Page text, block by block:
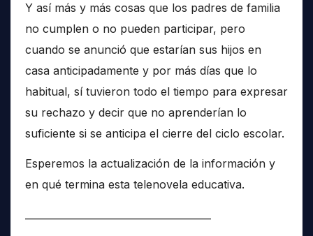
Y así más y más cosas que los padres de familia
no cumplen o no pueden participar, pero
cuando se anunció que estarían sus hijos en
casa anticipadamente y por más días que lo
habitual, sí tuvieron todo el tiempo para expresar
su rechazo y decir que no aprenderían lo
suficiente si se anticipa el cierre del ciclo escolar.
Esperemos la actualización de la información y
en qué termina esta telenovela educativa.